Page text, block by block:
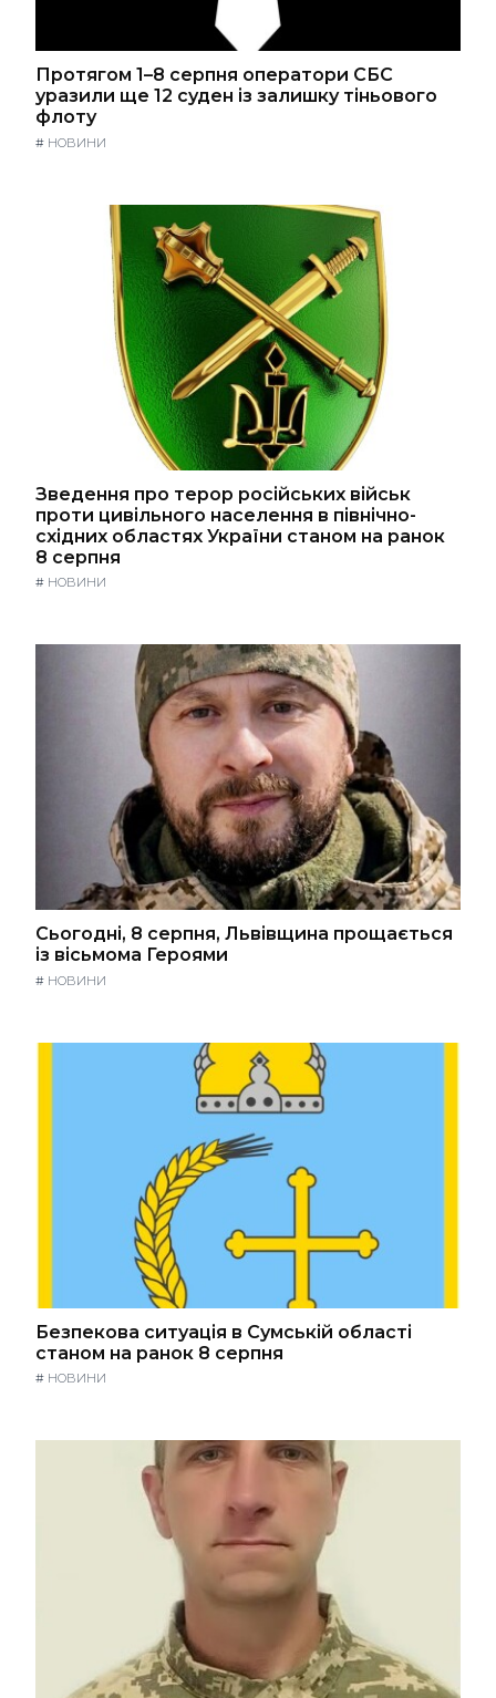
Протягом 1–8 серпня оператори СБС
уразили ще 12 суден із залишку тіньового
флоту
# НОВИНИ
Зведення про терор російських військ
проти цивільного населення в північно-
східних областях України станом на ранок
8 серпня
# НОВИНИ
Сьогодні, 8 серпня, Львівщина прощається
із вісьмома Героями
# НОВИНИ
Безпекова ситуація в Сумській області
станом на ранок 8 серпня
# НОВИНИ